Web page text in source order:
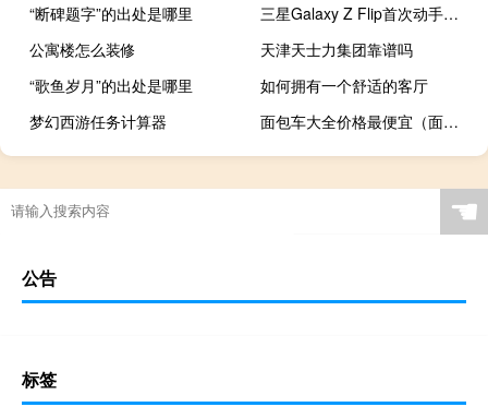
“断碑题字”的出处是哪里
三星Galaxy Z Flip首次动手视频泄露这是它的外�
公寓楼怎么装修
天津天士力集团靠谱吗
“歌鱼岁月”的出处是哪里
如何拥有一个舒适的客厅
梦幻西游任务计算器
面包车大全价格最便宜（面包车大全）
☚
公告
标签